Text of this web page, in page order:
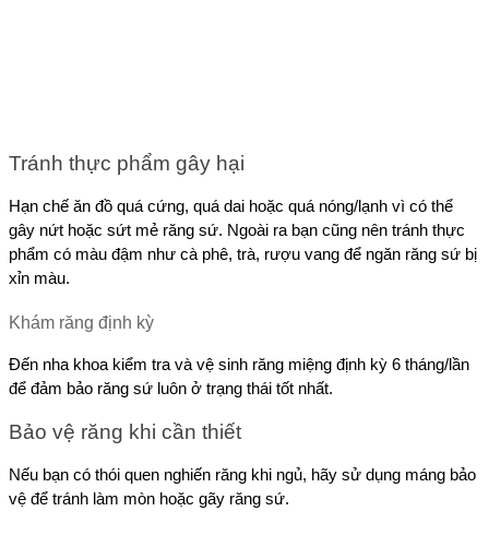
Tránh thực phẩm gây hại
Hạn chế ăn đồ quá cứng, quá dai hoặc quá nóng/lạnh vì có thể
gây nứt hoặc sứt mẻ răng sứ. Ngoài ra bạn cũng nên tránh thực
phẩm có màu đậm như cà phê, trà, rượu vang để ngăn răng sứ bị
xỉn màu.
Khám răng định kỳ
Đến nha khoa kiểm tra và vệ sinh răng miệng định kỳ 6 tháng/lần
để đảm bảo răng sứ luôn ở trạng thái tốt nhất.
Bảo vệ răng khi cần thiết
Nếu bạn có thói quen nghiến răng khi ngủ, hãy sử dụng máng bảo
vệ để tránh làm mòn hoặc gãy răng sứ.